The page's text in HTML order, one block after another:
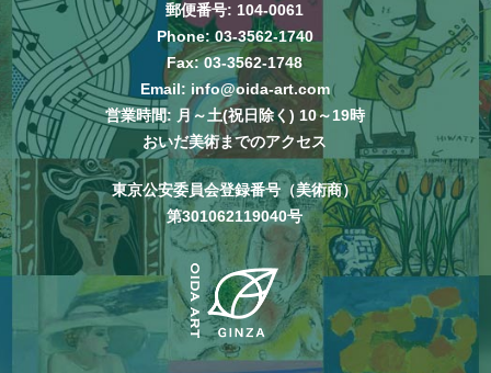
郵便番号: 104-0061
Phone: 03-3562-1740
Fax: 03-3562-1748
Email: info@oida-art.com
営業時間: 月～土(祝日除く) 10～19時
おいだ美術までのアクセス
東京公安委員会登録番号（美術商）
第301062119040号